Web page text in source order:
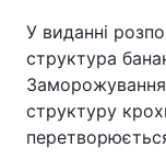
У виданні
структура
Заморожування
структуру